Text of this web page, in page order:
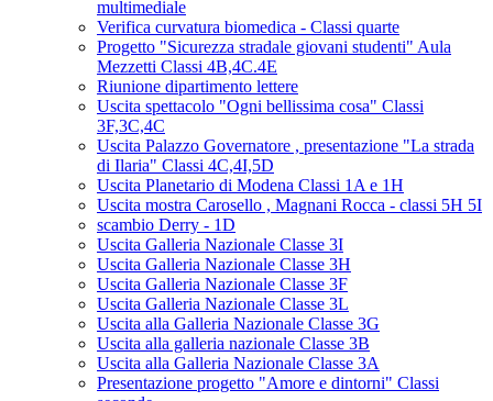
multimediale
Verifica curvatura biomedica - Classi quarte
Progetto "Sicurezza stradale giovani studenti" Aula
Mezzetti Classi 4B,4C.4E
Riunione dipartimento lettere
Uscita spettacolo "Ogni bellissima cosa" Classi
3F,3C,4C
Uscita Palazzo Governatore , presentazione "La strada
di Ilaria" Classi 4C,4I,5D
Uscita Planetario di Modena Classi 1A e 1H
Uscita mostra Carosello , Magnani Rocca - classi 5H 5I
scambio Derry - 1D
Uscita Galleria Nazionale Classe 3I
Uscita Galleria Nazionale Classe 3H
Uscita Galleria Nazionale Classe 3F
Uscita Galleria Nazionale Classe 3L
Uscita alla Galleria Nazionale Classe 3G
Uscita alla galleria nazionale Classe 3B
Uscita alla Galleria Nazionale Classe 3A
Presentazione progetto "Amore e dintorni" Classi